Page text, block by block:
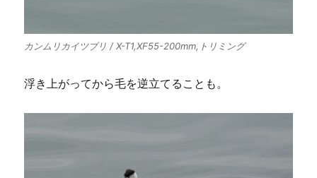
カンムリカイツブリ / X-T1,XF55-200mm,トリミング
浮き上がってから毛を逆立てることも。